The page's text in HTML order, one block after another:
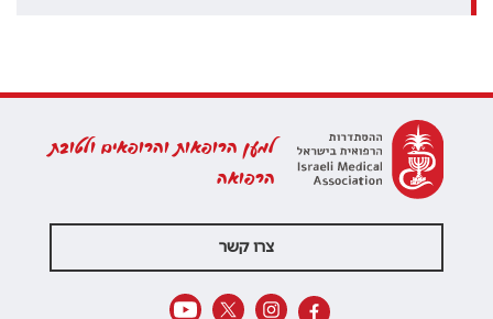
למען הרופאות והרופאים ולטובת
הרפואה
צרו קשר